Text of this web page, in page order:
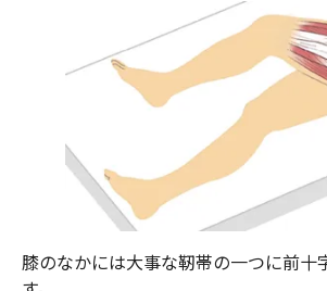
膝のなかには大事な靭帯の一つに前十